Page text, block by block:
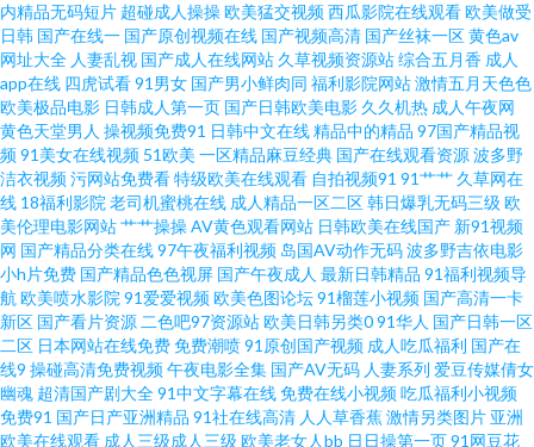
99999 在线影院网站 黄色精品在线 亚洲国产影视 电影网址免费大全 日韩熟
妇 91香蕉在线视频观看 人人草人人操 综合久久青 国产黄色1区2区 婷婷91蜜
臀 欧美一二三爻 www国产外国 欧洲日韩国产av 最新电影免费观看的网站 传
谋二区 97韩剧网首页 男人AV天堂她也撸 午夜福利久久 97超碰人妻在线 美剧
2024年最新美剧推荐 91超碰免费人人操 久久N婷婷 午夜福利丁香花色色 成
人午夜www色 人人妻人人操人人乐 99免费视频在线观看 永久在线视频 狼友
看片 香蕉视频免费 av人人干 人人草人人操在线观看 91丝袜诱惑一 日韩一二
内精品无码短片 超碰成人操操欧美猛交视频西瓜影院在线观看欧美做受
日韩 国产在线一 国产原创视频在线 国产视频高清 国产丝袜一区黄色av
网址大全 人妻乱视 国产成人在线网站 久草视频资源站综合五月香 成人
app在线 四虎试看91男女 国产男小鲜肉同 福利影院网站激情五月天色色
欧美极品电影 日韩成人第一页 国产日韩欧美电影 久久机热 成人午夜网
黄色天堂男人 操视频免费91 日韩中文在线精品中的精品 97国产精品视
频91美女在线视频 51欧美 一区精品麻豆经典 国产在线观看资源波多野
洁衣视频污网站免费看特级欧美在线观看 自拍视频91 91艹艹 久草网在
线 18福利影院老司机蜜桃在线 成人精品一区二区韩日爆乳无码三级 欧
美伦理电影网站艹艹操操AV黄色观看网站 日韩欧美在线国产 新91视频
网 国产精品分类在线97午夜福利视频 岛国AV动作无码波多野吉依电影
小h片免费 国产精品色色视屏 国产午夜成人 最新日韩精品 91福利视频导
航欧美喷水影院91爱爱视频欧美色图论坛91榴莲小视频 国产高清一卡
新区 国产看片资源二色吧97资源站欧美日韩另类091华人 国产日韩一区
二区 日本网站在线免费免费潮喷91原创国产视频 成人吃瓜福利 国产在
线9 操碰高清免费视频午夜电影全集 国产AV无码 人妻系列 爱豆传媒倩女
幽魂 超清国产剧大全91中文字幕在线免费在线小视频吃瓜福利小视频
免费91 国产日产亚洲精品 91社在线高清 人人草香蕉激情另类图片 亚洲
欧美在线观看 成人三级成人三级 欧美老女人bb 日日操第一页91网豆花